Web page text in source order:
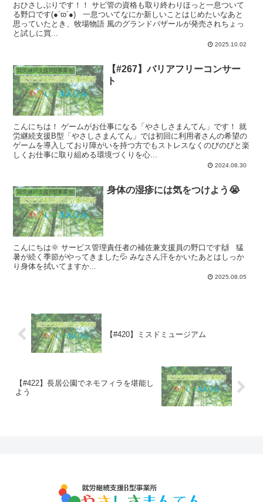
おひさしぶりです！！ サビ管の資格も取り終わりほっと一息ついて
る野口です(●´ϖ`●) 一息ついてなにか新しいことはじめたいなあと
思っていたとき、牧場物語 風のグランドバザールが発売されちょっ
と試しに買...
2025.10.02
就労継続支援B型事業所
【#267】バリアフリーコンサー
ト
こんにちは！ ゲームがお仕事になる「やさしさまんてん」です！ 就
労継続支援B型「やさしさまんてん」では初回に利用者さんの希望の
ゲームを導入しており障がいを持つ方でもストレスなくのびのびと楽
しくお仕事に取り組める環境づくりを心...
2024.08.30
就労継続支援B型事業所 身体の湿疹には気をつけよう😭
こんにちは🌞 サービス管理責任者の補佐兼支援員の野口です🙌 猛
暑が続く季節がやってきました💦 みなさん汗をかいたあとはしっか
り身体を拭いてますか...
2025.08.05
【#420】ミスドミュージアム
【#422】長居公園でネモフィラを堪能し
よう